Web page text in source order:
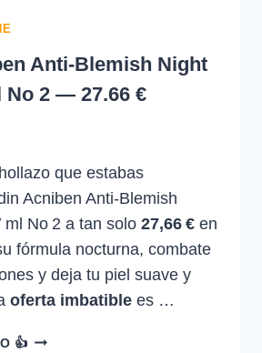
Anti-Blemish Night
No 2 — 27.66 €
que estabas
Acniben Anti-Blemish
ml No 2 a tan solo 27,66 € en
fórmula nocturna, combate
y deja tu piel suave y
oferta imbatible es …
👍ISDIN